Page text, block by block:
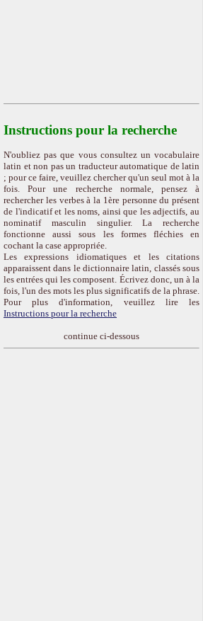
Instructions pour la recherche
N'oubliez pas que vous consultez un vocabulaire
latin et non pas un traducteur automatique de latin
; pour ce faire, veuillez chercher qu'un seul mot à la
fois. Pour une recherche normale, pensez à
rechercher les verbes à la 1ère personne du présent
de l'indicatif et les noms, ainsi que les adjectifs, au
nominatif masculin singulier. La recherche
fonctionne aussi sous les formes fléchies en
cochant la case appropriée.
Les expressions idiomatiques et les citations
apparaissent dans le dictionnaire latin, classés sous
les entrées qui les composent. Écrivez donc, un à la
fois, l'un des mots les plus significatifs de la phrase.
Pour plus d'information, veuillez lire les
Instructions pour la recherche
continue ci-dessous